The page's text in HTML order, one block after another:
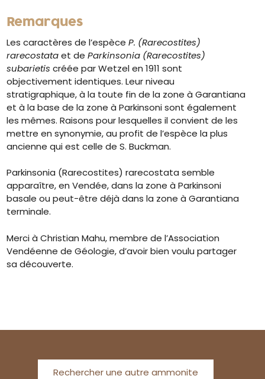
Remarques
Les caractères de l’espèceP. (Rarecostites)
rarecostataet deParkinsonia (Rarecostites)
subarietis créée par Wetzel en 1911 sont
objectivement identiques. Leur niveau
stratigraphique, à la toute fin de la zone à Garantiana
et à la base de la zone à Parkinsoni sont également
les mêmes. Raisons pour lesquelles il convient de les
mettre en synonymie, au profit de l’espèce la plus
ancienne qui est celle de S. Buckman.
Parkinsonia (Rarecostites) rarecostata semble
apparaître, en Vendée, dans la zone à Parkinsoni
basale ou peut-être déjà dans la zone à Garantiana
terminale.
Merci à Christian Mahu, membre de l’Association
Vendéenne de Géologie, d’avoir bien voulu partager
sa découverte.
Rechercher une autre ammonite